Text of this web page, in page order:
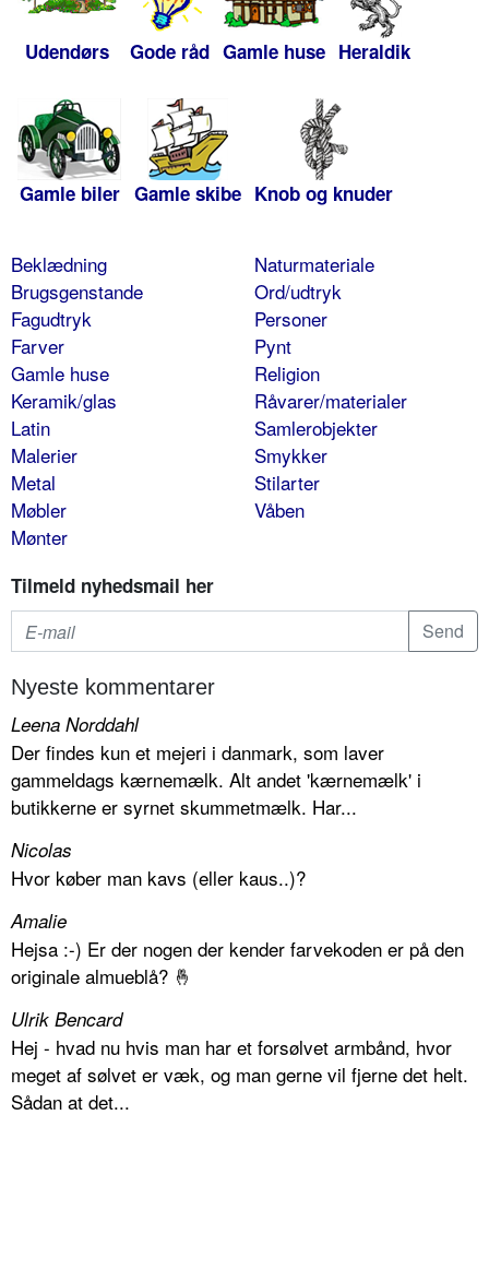
Udendørs Gode råd Gamle huse Heraldik
Gamle biler Gamle skibe Knob og knuder
Beklædning
Brugsgenstande
Fagudtryk
Farver
Gamle huse
Keramik/glas
Latin
Malerier
Metal
Møbler
Mønter
Naturmateriale
Ord/udtryk
Personer
Pynt
Religion
Råvarer/materialer
Samlerobjekter
Smykker
Stilarter
Våben
Tilmeld nyhedsmail her
Nyeste kommentarer
Leena Norddahl
Der findes kun et mejeri i danmark, som laver
gammeldags kærnemælk. Alt andet 'kærnemælk' i
butikkerne er syrnet skummetmælk. Har...
Nicolas
Hvor køber man kavs (eller kaus..)?
Amalie
Hejsa :-) Er der nogen der kender farvekoden er på den
originale almueblå? 🤞
Ulrik Bencard
Hej - hvad nu hvis man har et forsølvet armbånd, hvor
meget af sølvet er væk, og man gerne vil fjerne det helt.
Sådan at det...